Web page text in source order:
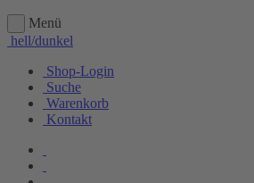
Menü
hell/dunkel
Shop-Login
Suche
Warenkorb
Kontakt